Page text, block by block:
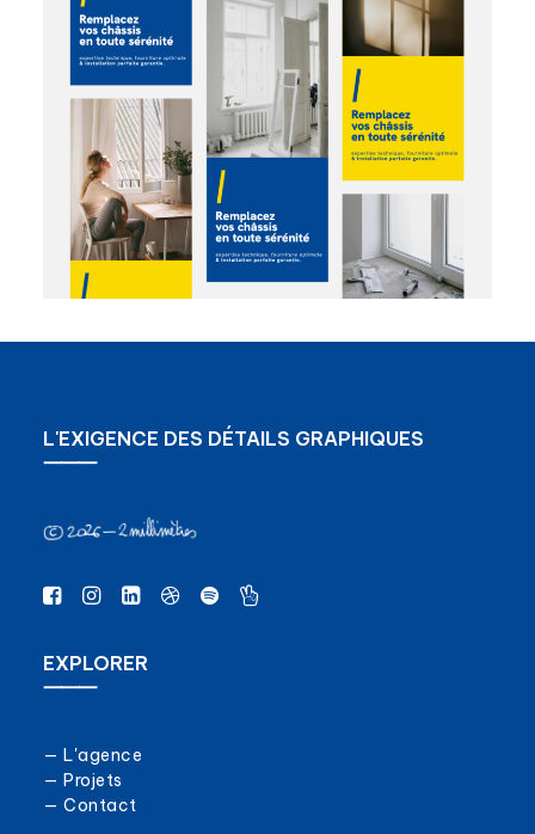
L'EXIGENCE DES DÉTAILS GRAPHIQUES
⸻
EXPLORER
⸻
— L'agence
— Projets
— Contact